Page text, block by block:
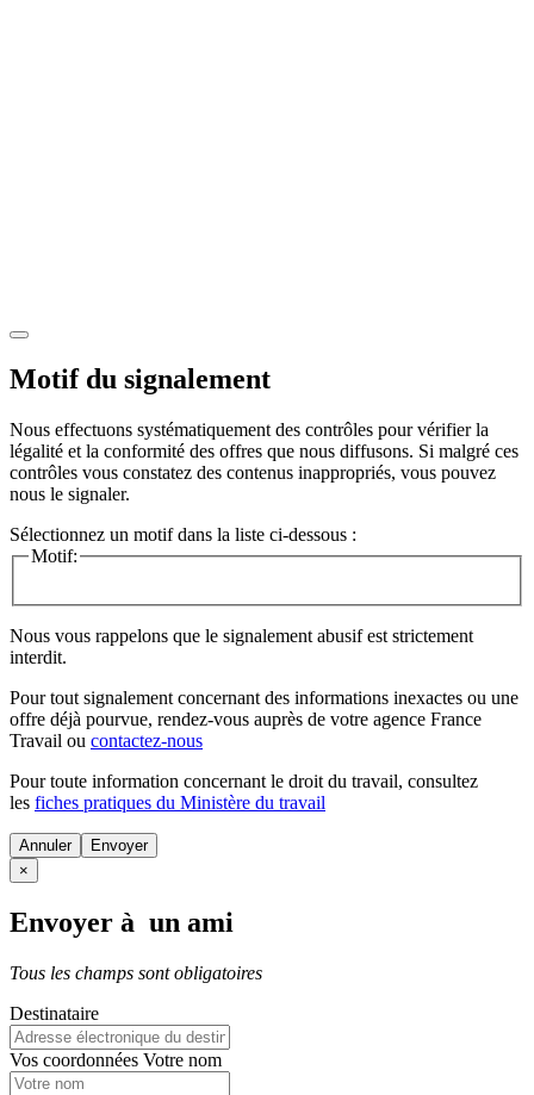
Motif du signalement
Nous effectuons systématiquement des contrôles pour vérifier la
légalité et la conformité des offres que nous diffusons. Si malgré ces
contrôles vous constatez des contenus inappropriés, vous pouvez
nous le signaler.
Sélectionnez un motif dans la liste ci-dessous :
Motif:
Nous vous rappelons que le signalement abusif est strictement
interdit.
Pour tout signalement concernant des informations inexactes ou une
offre déjà pourvue, rendez-vous auprès de votre agence France
Travail ou contactez-nous
Pour toute information concernant le droit du travail, consultez
les fiches pratiques du Ministère du travail
Annuler
×
Envoyer à un ami
Tous les champs sont obligatoires
Destinataire
Vos coordonnées Votre nom